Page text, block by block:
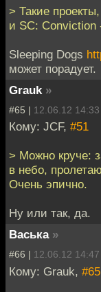
> Такие
и SC: Conviction
Sleeping Dogs
может порадует.
Grauk »
#65 | 12.06.12 14:33
Кому: JCF, #51
> Можно круче:
в небо,
Очень эпично.
Ну или так, да.
Васька »
#66 | 12.06.12 14:47
Кому: Grauk, #65